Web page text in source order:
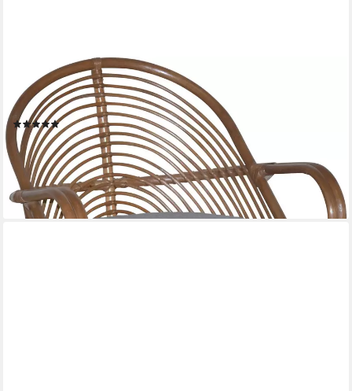
HOFMANN LIVING AND MORE
Loungesessel (1-St., Inklusive extra stark gepolsterten
Sitzkissen), Handgeflochten
(1)
356,06 € UVP399,00 €
-11%
lieferbar - in 8-10 Werktagen bei dir